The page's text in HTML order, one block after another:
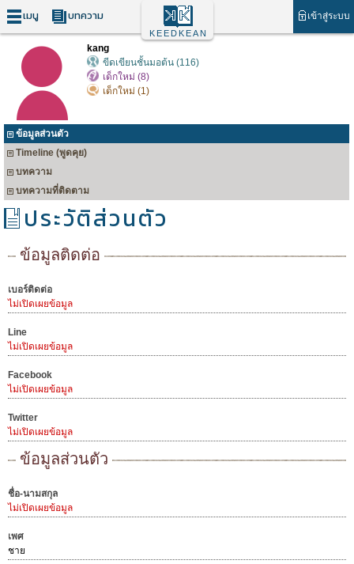
เมนู บทความ เข้าสู่ระบบ
KEEDKEAN
kang
ขีดเขียนชั้นมอต้น (116)
เด็กใหม่ (8)
เด็กใหม่ (1)
ข้อมูลส่วนตัว
Timeline (พูดคุย)
บทความ
บทความที่ติดตาม
ประวัติส่วนตัว
ข้อมูลติดต่อ
เบอร์ติดต่อ
ไม่เปิดเผยข้อมูล
Line
ไม่เปิดเผยข้อมูล
Facebook
ไม่เปิดเผยข้อมูล
Twitter
ไม่เปิดเผยข้อมูล
ข้อมูลส่วนตัว
ชื่อ-นามสกุล
ไม่เปิดเผยข้อมูล
เพศ
ชาย